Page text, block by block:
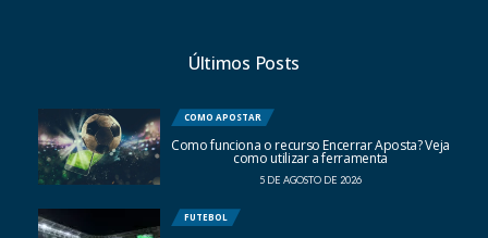
Últimos Posts
COMO APOSTAR
Como funciona o recurso Encerrar Aposta? Veja
como utilizar a ferramenta
5 DE AGOSTO DE 2026
FUTEBOL